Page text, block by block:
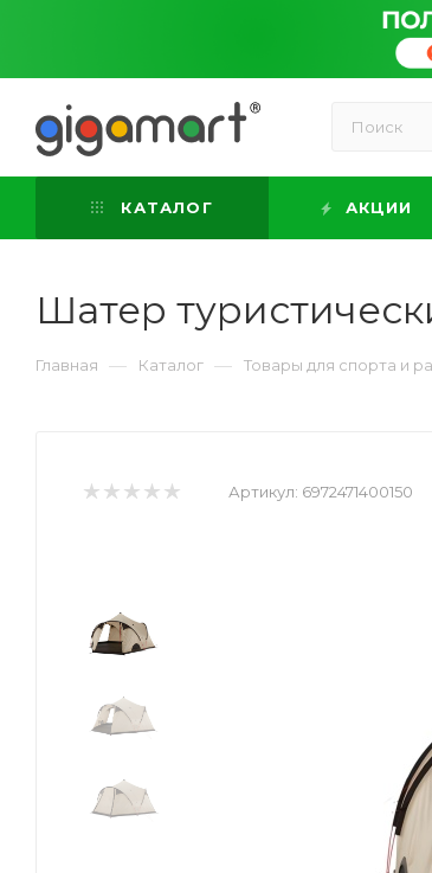
КАТАЛОГ АКЦИИ
Шатер
Главная — Каталог — Товары для спорта и
Артикул: 6972471400150